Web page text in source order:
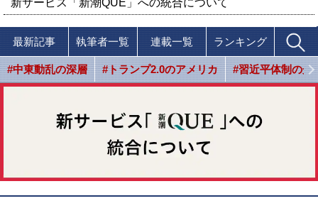
新サービス「新潮QUE」への統合について
最新記事 執筆者一覧 連載一覧 ランキング
#中東動乱の深層 #トランプ2.0のアメリカ #習近平体制の光